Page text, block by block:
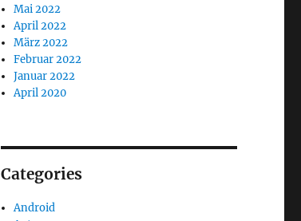
Mai 2022
April 2022
März 2022
Februar 2022
Januar 2022
April 2020
Categories
Android